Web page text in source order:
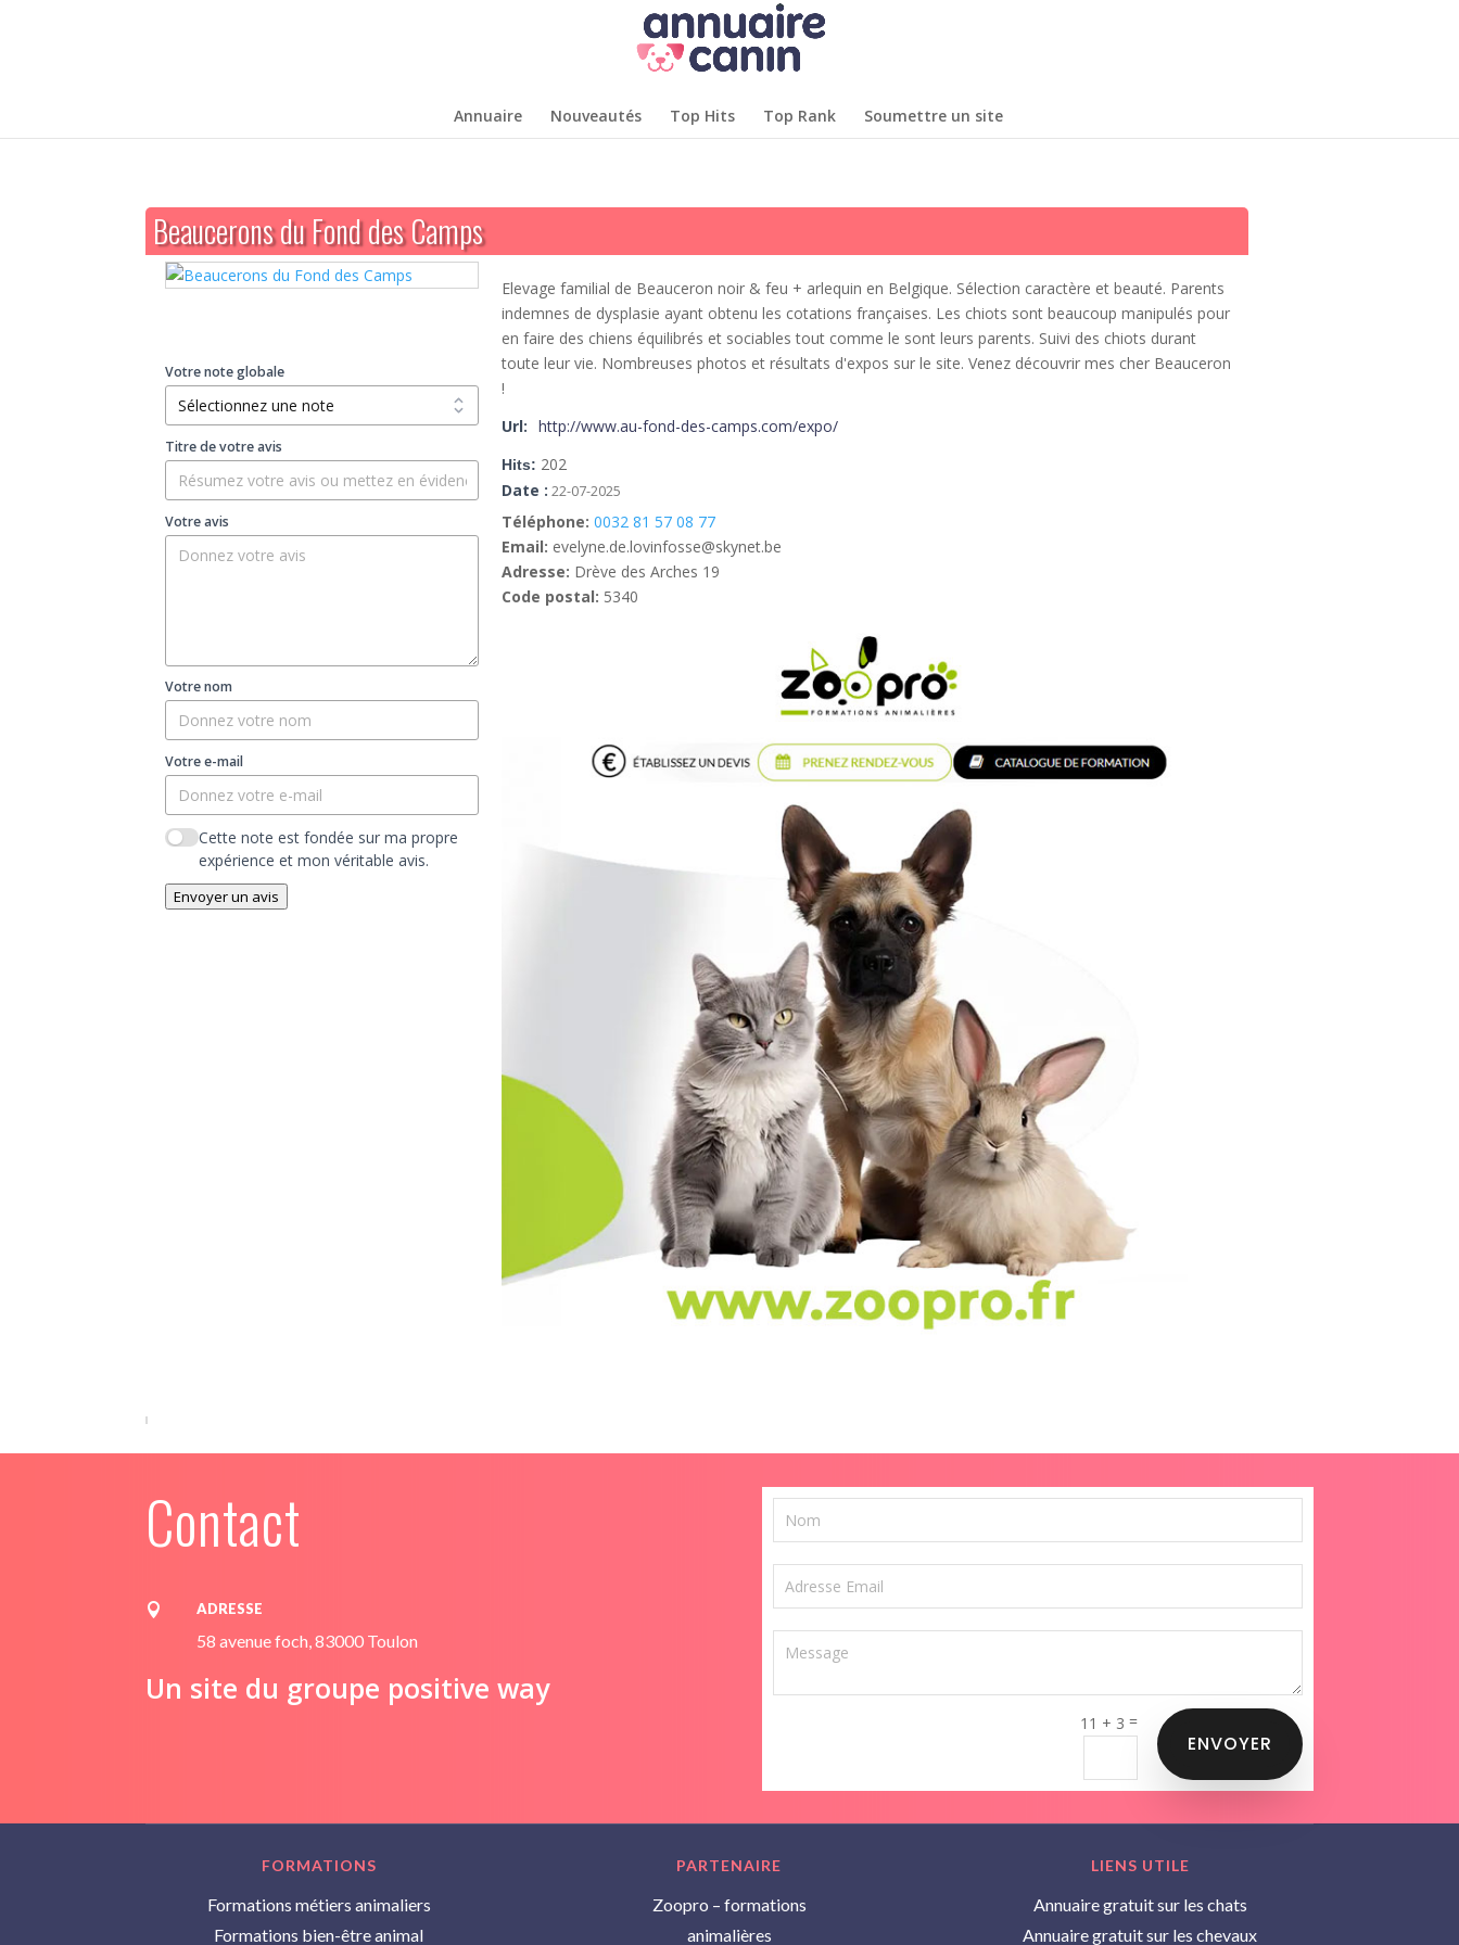
Annuaire Nouveautés Top Hits Top Rank Soumettre un site
Beaucerons du Fond des Camps
Votre note globale
Titre de votre avis
Votre avis
Votre nom
Votre e-mail
Cette note est fondée sur ma propre
expérience et mon véritable avis.
Envoyer un avis
Elevage familial de Beauceron noir & feu + arlequin en Belgique. Sélection caractère et beauté. Parents
indemnes de dysplasie ayant obtenu les cotations françaises. Les chiots sont beaucoup manipulés pour
en faire des chiens équilibrés et sociables tout comme le sont leurs parents. Suivi des chiots durant
toute leur vie. Nombreuses photos et résultats d'expos sur le site. Venez découvrir mes cher Beauceron
!
Url:
http://www.au-fond-des-camps.com/expo/
Hits: 202
Date : 22-07-2025
Téléphone: 0032 81 57 08 77
Email: evelyne.de.lovinfosse@skynet.be
Adresse: Drève des Arches 19
Code postal: 5340
Contact
 ADRESSE
58 avenue foch, 83000 Toulon
Un site du groupe positive way
11 + 3 =
ENVOYER
FORMATIONS
Formations métiers animaliers
Formations bien-être animal
PARTENAIRE
Zoopro – formations
animalières
LIENS UTILE
Annuaire gratuit sur les chats
Annuaire gratuit sur les chevaux